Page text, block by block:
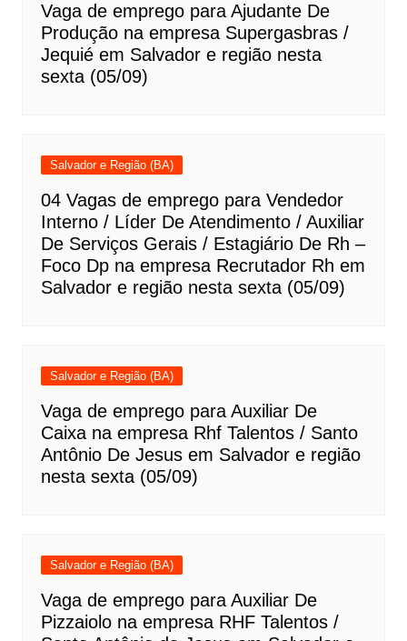
Vaga de emprego para Ajudante De
Produção na empresa Supergasbras /
Jequié em Salvador e região nesta
sexta (05/09)
Salvador e Região (BA)
04 Vagas de emprego para Vendedor
Interno / Líder De Atendimento / Auxiliar
De Serviços Gerais / Estagiário De Rh –
Foco Dp na empresa Recrutador Rh em
Salvador e região nesta sexta (05/09)
Salvador e Região (BA)
Vaga de emprego para Auxiliar De
Caixa na empresa Rhf Talentos / Santo
Antônio De Jesus em Salvador e região
nesta sexta (05/09)
Salvador e Região (BA)
Vaga de emprego para Auxiliar De
Pizzaiolo na empresa RHF Talentos /